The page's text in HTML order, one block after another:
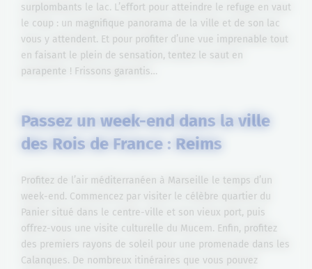
surplombants le lac. L’effort pour atteindre le refuge en vaut
le coup : un magnifique panorama de la ville et de son lac
vous y attendent. Et pour profiter d’une vue imprenable tout
en faisant le plein de sensation, tentez le saut en
parapente ! Frissons garantis…
Passez un week-end dans la ville
des Rois de France : Reims
Profitez de l’air méditerranéen à Marseille le temps d’un
week-end. Commencez par visiter le célèbre quartier du
Panier situé dans le centre-ville et son vieux port, puis
offrez-vous une visite culturelle du Mucem. Enfin, profitez
des premiers rayons de soleil pour une promenade dans les
Calanques. De nombreux itinéraires que vous pouvez